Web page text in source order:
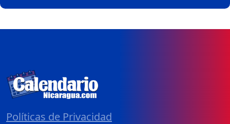
Políticas de Privacidad